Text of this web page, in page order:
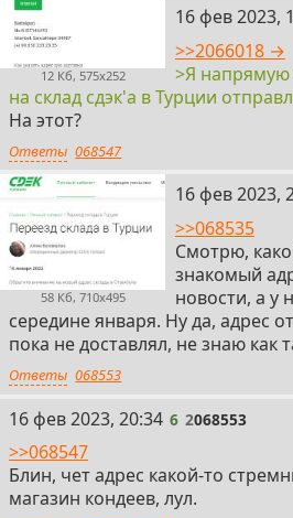
12 Кб, 575x252
4
16 фев 2023,
>>2066018 →
>Я напрямую
на склад сдэк'а в Турции
На этот?
Ответы 068547
58 Кб, 710x495
5
16 фев 2023,
>>068535
Смотрю,
знакомый
новости, а у
середине января. Ну да, адрес
пока не доставлял, не знаю как
Ответы 068553
6
16 фев 2023, 20:34 6 2068553
>>068547
Блин, чет адрес какой-то
магазин кондеев, лул.